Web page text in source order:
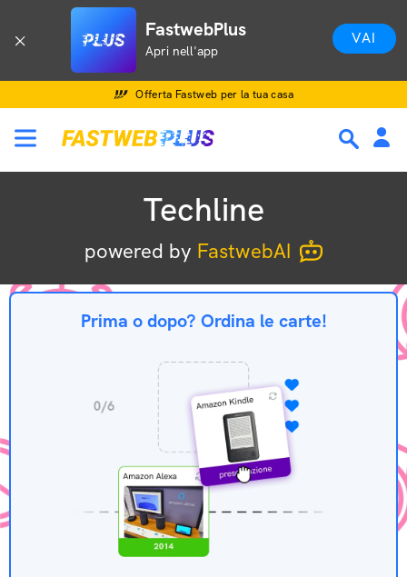
FastwebPlus
Apri nell'app
VAI
Offerta Fastweb per la tua casa
Techline
powered by FastwebAI
Prima o dopo? Ordina le carte!